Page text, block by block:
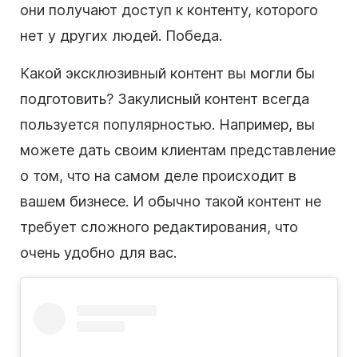
они получают доступ к контенту, которого
нет у других людей. Победа.
Какой эксклюзивный контент вы могли бы
подготовить? Закулисный контент всегда
пользуется популярностью. Например, вы
можете дать своим клиентам представление
о том, что на самом деле происходит в
вашем бизнесе. И обычно такой контент не
требует сложного редактирования, что
очень удобно для вас.